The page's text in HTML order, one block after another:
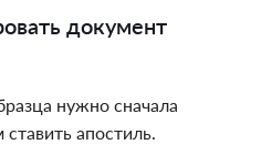
документ
нужно сначала
апостиль.